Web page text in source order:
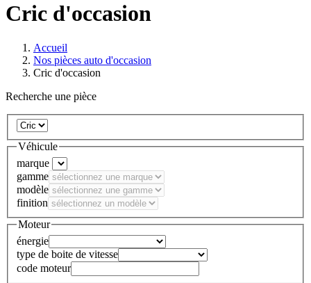
Cric d'occasion
Accueil
Nos pièces auto d'occasion
Cric d'occasion
Recherche une pièce
Véhicule
marque
gamme
modèle
finition
Moteur
énergie
type de boite de vitesse
code moteur